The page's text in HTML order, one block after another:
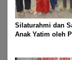
Silaturahmi dan
Anak Yatim oleh